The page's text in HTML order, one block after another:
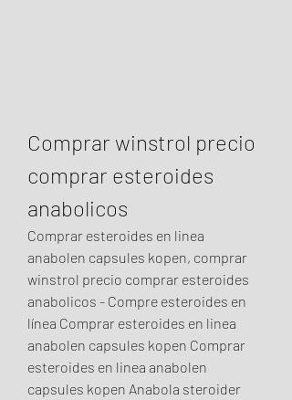
Comprar winstrol precio
comprar esteroides
anabolicos
Comprar esteroides en linea
anabolen capsules kopen, comprar
winstrol precio comprar esteroides
anabolicos - Compre esteroides en
línea Comprar esteroides en linea
anabolen capsules kopen Comprar
esteroides en linea anabolen
capsules kopen Anabola steroider